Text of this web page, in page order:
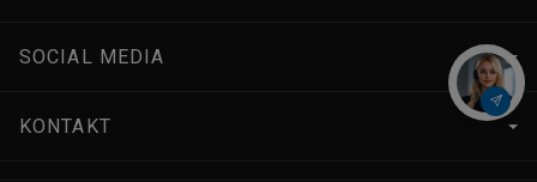
SOCIAL MEDIA
KONTAKT